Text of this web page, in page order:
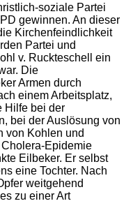
soziale Partei
gewinnen. An dieser
Kirchenfeindlichkeit
Partei und
v. Ruckteschell ein
Die
Armen durch
einem Arbeitsplatz,
Hilfe bei der
bei der Auslösung von
von Kohlen und
Epidemie
Eilbeker. Er selbst
eine Tochter. Nach
weitgehend
zu einer Art